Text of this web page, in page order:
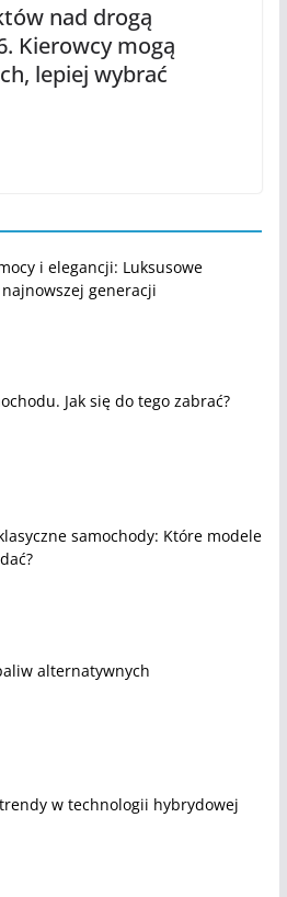
nad drogą
Kierowcy mogą
lepiej wybrać
i elegancji: Luksusowe
generacji
Jak się do tego zabrać?
samochody: Które modele
alternatywnych
w technologii hybrydowej